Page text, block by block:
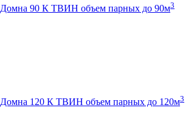
Домна 90 К ТВИН объем парных до 90м3
Домна 120 К ТВИН объем парных до 120м3